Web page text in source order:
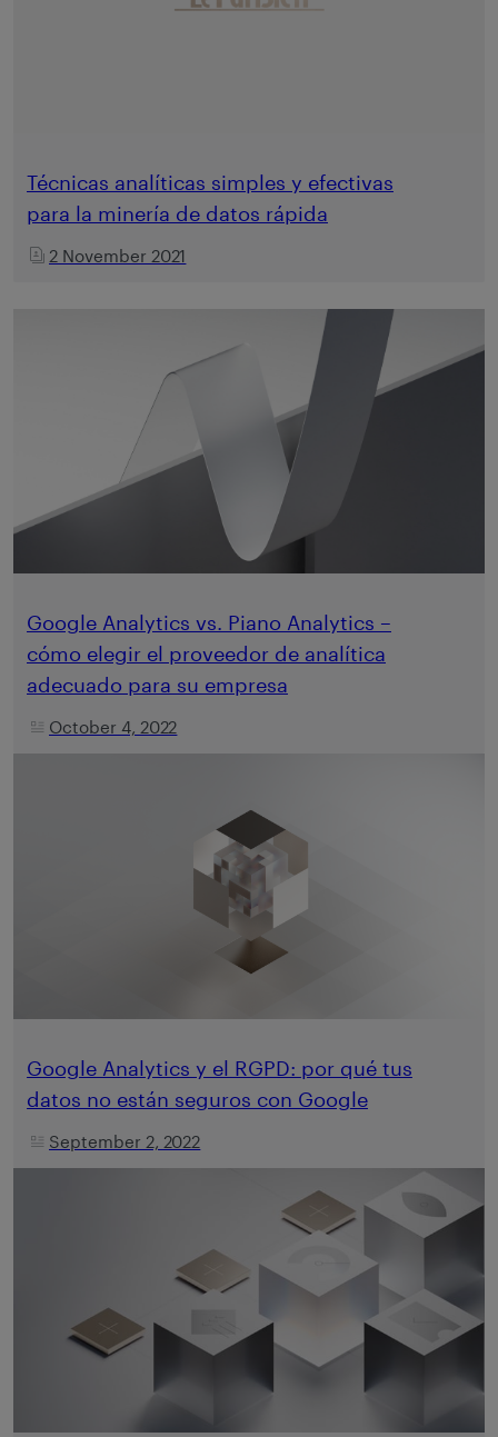
Técnicas analíticas simples y efectivas
para la minería de datos rápida
2 November 2021
Google Analytics vs. Piano Analytics –
cómo elegir el proveedor de analítica
adecuado para su empresa
October 4, 2022
Google Analytics y el RGPD: por qué tus
datos no están seguros con Google
September 2, 2022